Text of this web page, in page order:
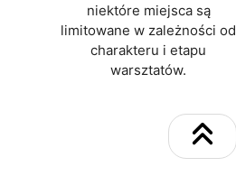
niektóre miejsca są
limitowane w zależności od
charakteru i etapu
warsztatów.